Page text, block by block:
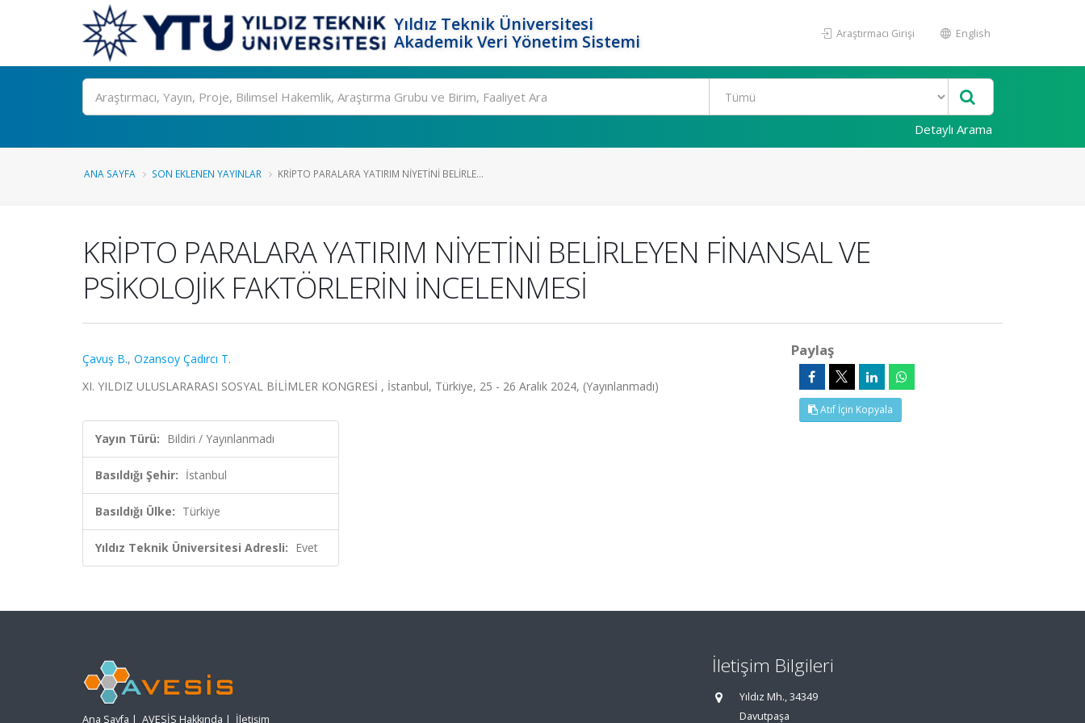
Yıldız Teknik Üniversitesi
Akademik Veri Yönetim Sistemi
Araştırmacı Girişi English
Ara
Detaylı Arama
ANA SAYFA SON EKLENEN YAYINLAR KRİPTO PARALARA YATIRIM NİYETİNİ BELİRLE...
KRİPTO PARALARA YATIRIM NİYETİNİ BELİRLEYEN FİNANSAL VE
PSİKOLOJİK FAKTÖRLERİN İNCELENMESİ
Çavuş B., Ozansoy Çadırcı T.
XI. YILDIZ ULUSLARARASI SOSYAL BİLİMLER KONGRESİ , İstanbul, Türkiye, 25 - 26 Aralık 2024, (Yayınlanmadı)
Yayın Türü: Bildiri / Yayınlanmadı
Basıldığı Şehir: İstanbul
Basıldığı Ülke: Türkiye
Yıldız Teknik Üniversitesi Adresli: Evet
Paylaş
Atıf İçin Kopyala
Ana Sayfa | AVESİS Hakkında | İletişim
İletişim Bilgileri
Yıldız Mh., 34349
Davutpaşa